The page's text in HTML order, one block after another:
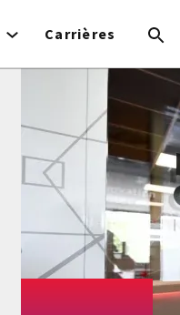
Carrières